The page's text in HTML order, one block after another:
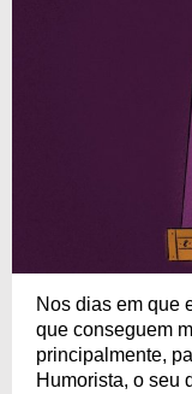
Nos dias em que
que conseguem
principalmente,
Humorista, o seu